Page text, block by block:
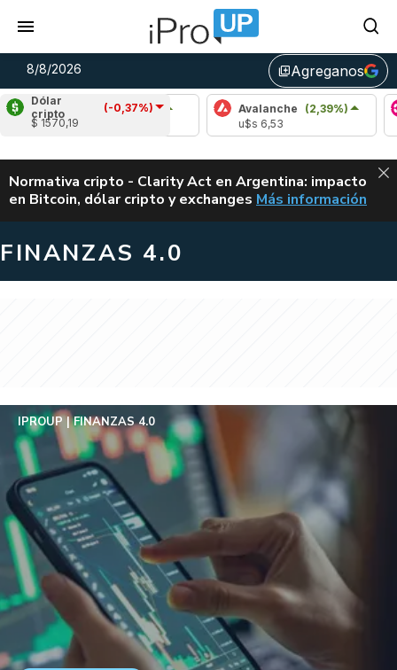
8/8/2026 library_addAgreganos
Dólar
cripto
(-0,37%)
$ 1570,19
Cardano
(0,84%)
u$s 0,20
Avalanche (2,39%)
u$s 6,53
ALERTA
Normativa cripto - Clarity Act en Argentina: impacto
en Bitcoin, dólar cripto y exchanges CLARITY ACT EN
Más información
FINANZAS 4.0
IPROUP FINANZAS 4.0